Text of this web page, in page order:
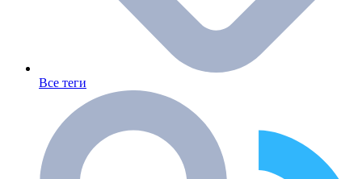
Все теги